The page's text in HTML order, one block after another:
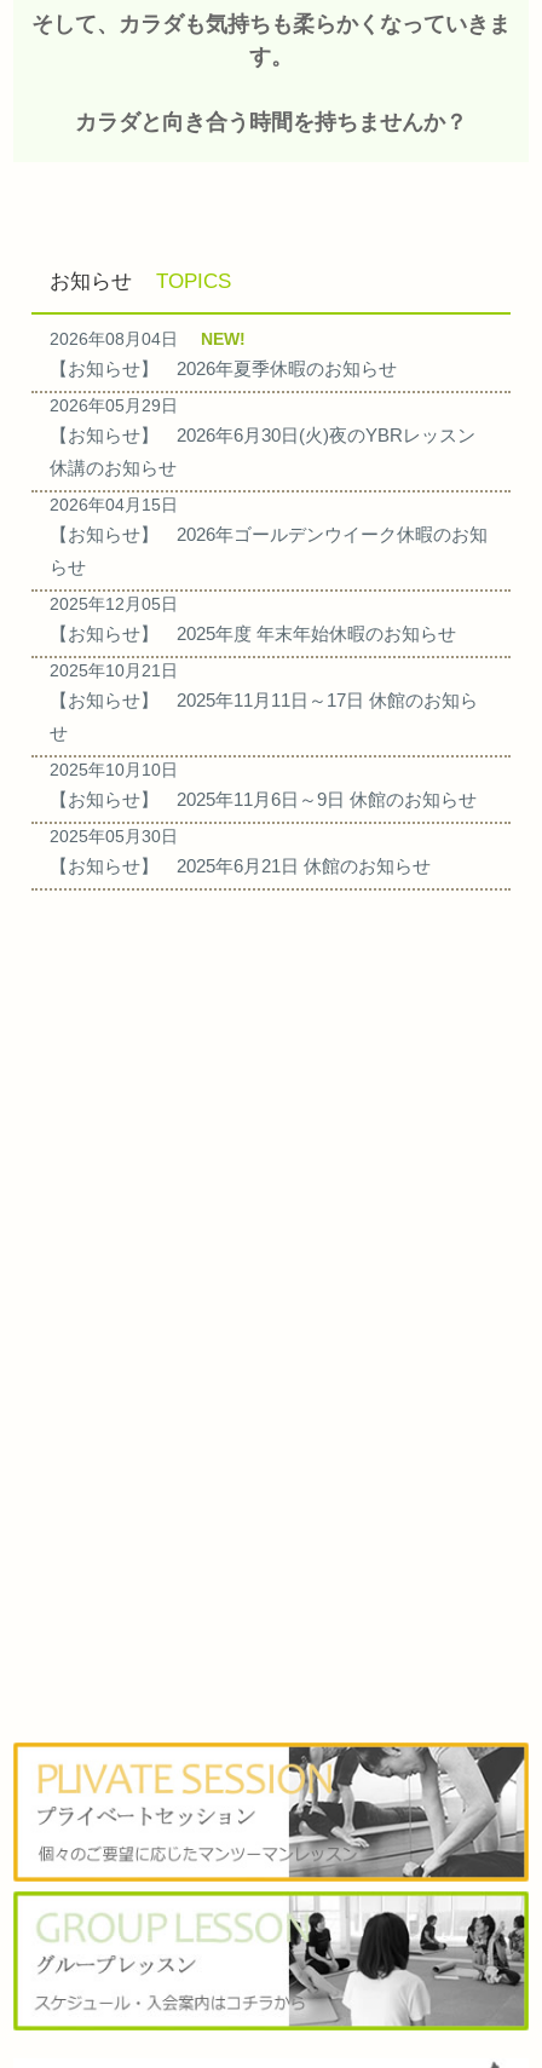
そして、カラダも気持ちも柔らかくなっていきま
す。
カラダと向き合う時間を持ちませんか？
お知らせ TOPICS
2026年08月04日 NEW!
【お知らせ】 2026年夏季休暇のお知らせ
2026年05月29日
【お知らせ】 2026年6月30日(火)夜のYBRレッスン
休講のお知らせ
2026年04月15日
【お知らせ】 2026年ゴールデンウイーク休暇のお知
らせ
2025年12月05日
【お知らせ】 2025年度 年末年始休暇のお知らせ
2025年10月21日
【お知らせ】 2025年11月11日～17日 休館のお知ら
せ
2025年10月10日
【お知らせ】 2025年11月6日～9日 休館のお知らせ
2025年05月30日
【お知らせ】 2025年6月21日 休館のお知らせ